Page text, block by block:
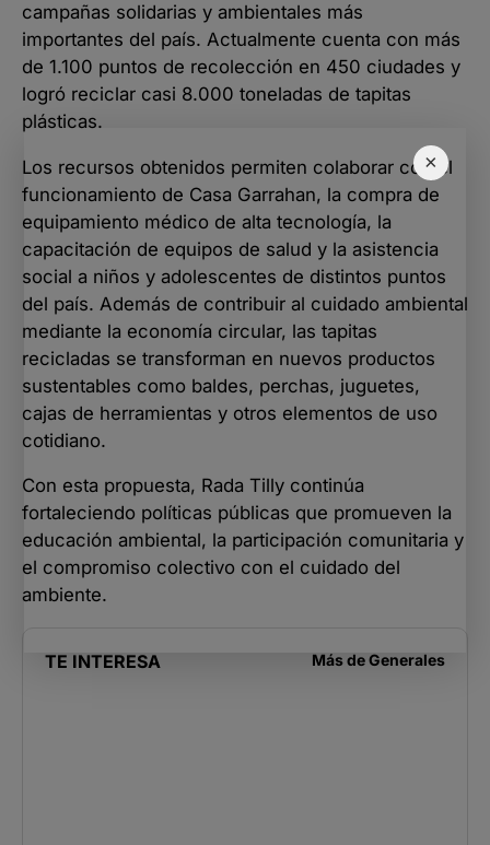
×
campañas solidarias y ambientales más
importantes del país. Actualmente cuenta con más
de 1.100 puntos de recolección en 450 ciudades y
logró reciclar casi 8.000 toneladas de tapitas
plásticas.
Los recursos obtenidos permiten colaborar con el
funcionamiento de Casa Garrahan, la compra de
equipamiento médico de alta tecnología, la
capacitación de equipos de salud y la asistencia
social a niños y adolescentes de distintos puntos
del país. Además de contribuir al cuidado ambiental
mediante la economía circular, las tapitas
recicladas se transforman en nuevos productos
sustentables como baldes, perchas, juguetes,
cajas de herramientas y otros elementos de uso
cotidiano.
Con esta propuesta, Rada Tilly continúa
fortaleciendo políticas públicas que promueven la
educación ambiental, la participación comunitaria y
el compromiso colectivo con el cuidado del
ambiente.
TE INTERESA Más deGenerales